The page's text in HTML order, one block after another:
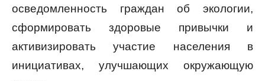
осведомленность граждан об экологии,
сформировать здоровые привычки и
активизировать участие населения в
инициативах, улучшающих окружающую